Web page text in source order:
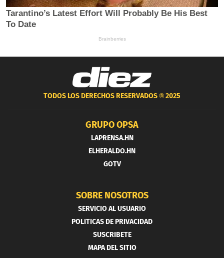
TODOS LOS DERECHOS RESERVADOS ®2025
GRUPO OPSA
LAPRENSA.HN
ELHERALDO.HN
GOTV
SOBRE NOSOTROS
SERVICIO AL USUARIO
POLITICAS DE PRIVACIDAD
SUSCRIBETE
MAPA DEL SITIO